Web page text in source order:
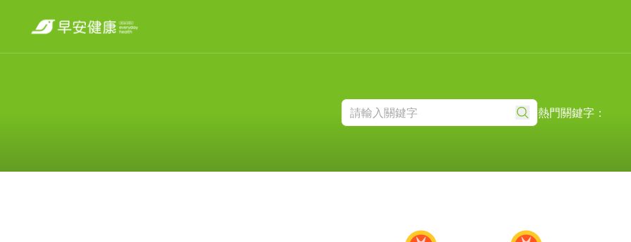
熱門關鍵字：